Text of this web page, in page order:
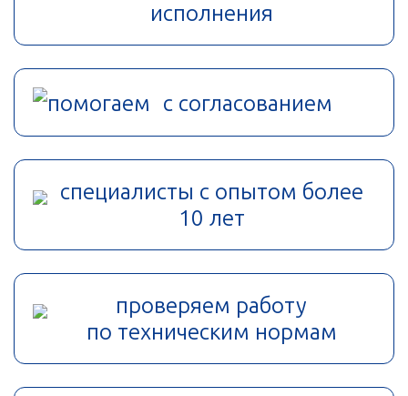
исполнения
помогаем с согласованием
специалисты с опытом более
10 лет
проверяем работу
по техническим нормам